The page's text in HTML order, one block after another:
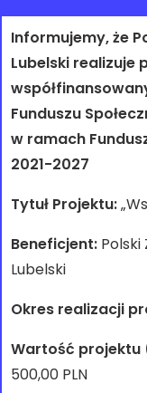
Informujemy, że
Lubelski realizuje
Funduszu
w ramach
2021-2027
Tytuł Projektu:
Beneficjent:
Lubelski
Okres realizacji
Wartość
500,00 PLN